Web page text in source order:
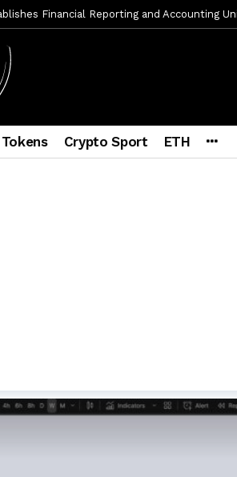
de planear un robo de Bitcoin 2
Restoring Regulatory Clarity: Statement on
Trump condition for CLARITY Act passage
al fundador de BitRiver por presunto fraude
Continuation of Small Business
Tokens Crypto Sport ETH